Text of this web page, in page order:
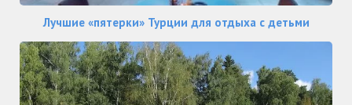
Лучшие «пятерки» Турции для отдыха с детьми